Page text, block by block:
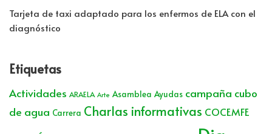
Tarjeta de taxi adaptado para los enfermos de ELA con el
diagnóstico
Etiquetas
Actividades ARAELA Arte Asamblea Ayudas campaña cubo
de agua Carrera Charlas informativas COCEMFE